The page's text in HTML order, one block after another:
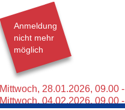
Anmeldung
nicht mehr
möglich
Mittwoch, 28.01.2026, 09.00
Mittwoch, 04.02.2026, 09.00